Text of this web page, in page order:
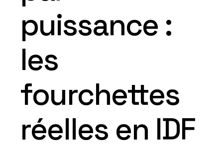
puissance :
les
fourchettes
réelles en IDF